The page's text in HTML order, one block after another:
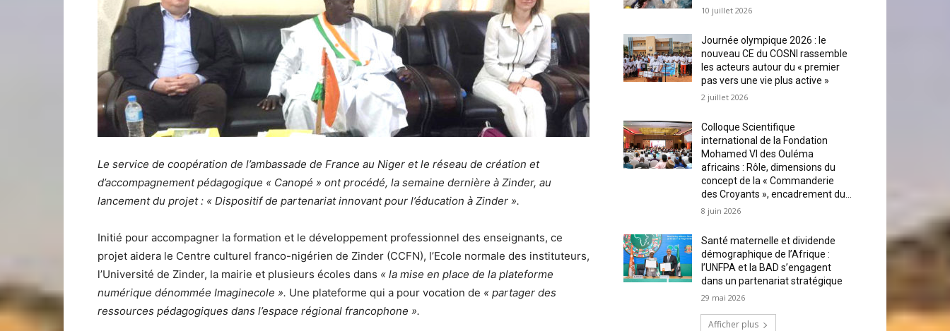
Le service de coopération de l’ambassade de France au Niger et le réseau de création et
d’accompagnement pédagogique « Canopé » ont procédé, la semaine dernière à Zinder, au
lancement du projet : « Dispositif de partenariat innovant pour l’éducation à Zinder ».
Initié pour accompagner la formation et le développement professionnel des enseignants, ce
projet aidera le Centre culturel franco-nigérien de Zinder (CCFN), l’Ecole normale des instituteurs,
l’Université de Zinder, la mairie et plusieurs écoles dans « la mise en place de la plateforme
numérique dénommée Imaginecole ». Une plateforme qui a pour vocation de « partager des
ressources pédagogiques dans l’espace régional francophone ».
10 juillet 2026
Journée olympique 2026 : le
nouveau CE du COSNI rassemble
les acteurs autour du « premier
pas vers une vie plus active »
2 juillet 2026
Colloque Scientifique
international de la Fondation
Mohamed VI des Ouléma
africains : Rôle, dimensions du
concept de la « Commanderie
des Croyants », encadrement du...
8 juin 2026
Santé maternelle et dividende
démographique de l’Afrique :
l’UNFPA et la BAD s’engagent
dans un partenariat stratégique
29 mai 2026
Afficher plus